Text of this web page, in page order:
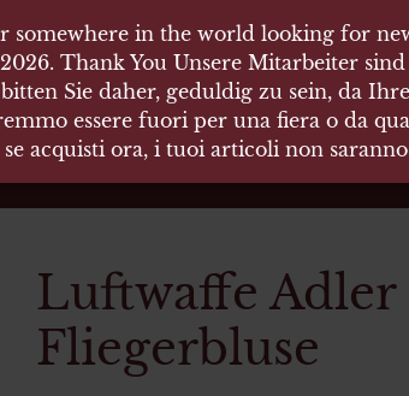
Vermittlung
Luftwaffe
Fliegerbluse
in the world looking for
Thank You Unsere Mitarbeiter
Sie daher, geduldig zu sein, da
essere fuori per una fiera o da
acquisti ora, i tuoi articoli non
in the world looking for
Thank You Unsere Mitarbeiter
Sie daher, geduldig zu sein, da
essere fuori per una fiera o da
acquisti ora, i tuoi articoli non